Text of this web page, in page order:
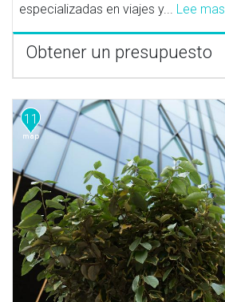
especializadas en viajes y... Lee
Obtener un presupuesto
11